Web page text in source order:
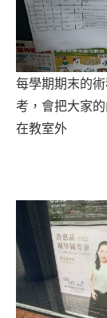
每學期期末的
考，會把大家
在教室外